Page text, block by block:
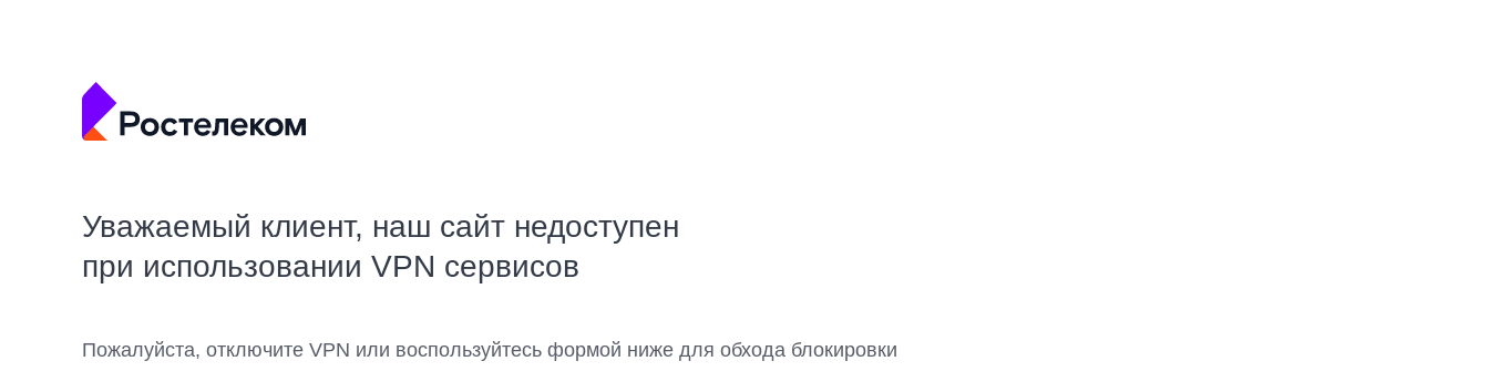
Уважаемый клиент, наш сайт недоступен
при использовании VPN сервисов
Пожалуйста, отключите VPN или воспользуйтесь формой ниже для обхода блокировки